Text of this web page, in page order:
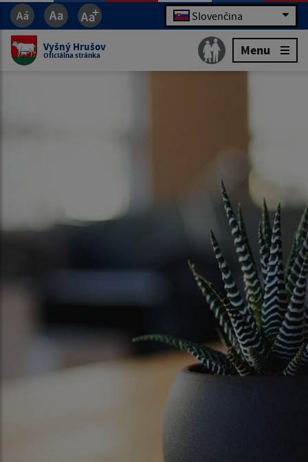
Slovenčina
Vyšný Hrušov
Oficiálna stránka Menu